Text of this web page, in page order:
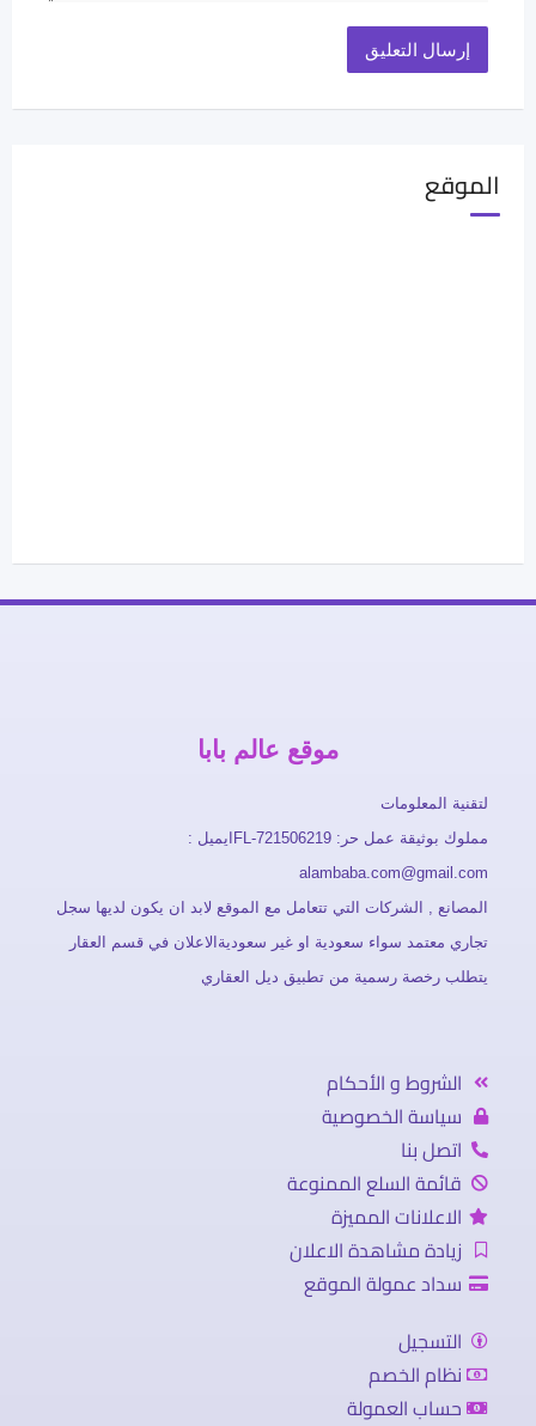
الموقع
موقع عالم بابا
لتقنية المعلومات
مملوك بوثيقة عمل حر: FL-721506219ايميل :
alambaba.com@gmail.com
المصانع , الشركات التي تتعامل مع الموقع لابد ان يكون لديها سجل
تجاري معتمد سواء سعودية او غير سعوديةالاعلان في قسم العقار
يتطلب رخصة رسمية من تطبيق ديل العقاري
الشروط و الأحكام
سياسة الخصوصية
اتصل بنا
قائمة السلع الممنوعة
الاعلانات المميزة
زيادة مشاهدة الاعلان
سداد عمولة الموقع
التسجيل
نظام الخصم
حساب العمولة